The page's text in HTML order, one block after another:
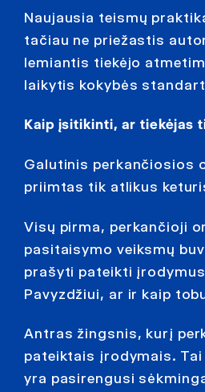
Naujausia teismų
tačiau ne priežastis
lemiantis tiekėjo
laikytis kokybės
Kaip įsitikinti, ar tiekėjas
Galutinis perkančiosios
priimtas tik atlikus
Visų pirma, perkančioji
pasitaisymo veiksmų
prašyti pateikti
Pavyzdžiui, ar ir kaip
Antras žingsnis, kurį
pateiktais įrodymais.
yra pasirengusi